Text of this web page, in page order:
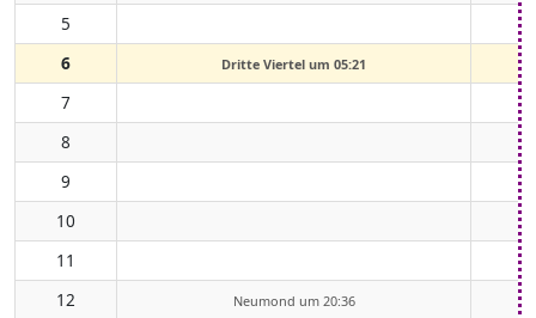
5
6
Dritte Viertel um 05:21
7
8
9
10
11
12
Neumond um 20:36